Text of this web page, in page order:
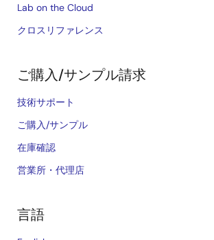
Lab on the Cloud
クロスリファレンス
ご購入/サンプル請求
技術サポート
ご購入/サンプル
在庫確認
営業所・代理店
言語